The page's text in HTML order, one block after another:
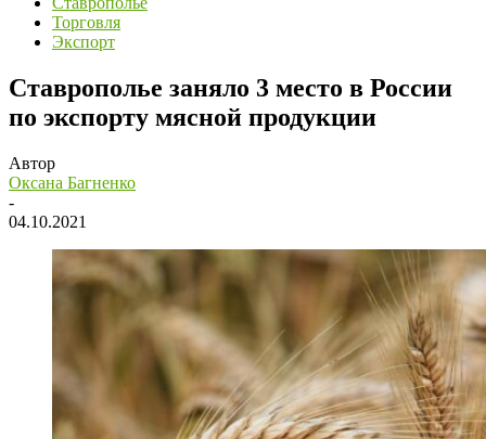
Торговля
Экспорт
Ставрополье заняло 3 место в России
по экспорту мясной продукции
Автор
Оксана Багненко
-
04.10.2021